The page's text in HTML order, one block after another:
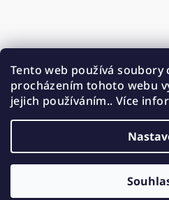
Tento web používá soubory
procházením tohoto webu
jejich používáním.. Více